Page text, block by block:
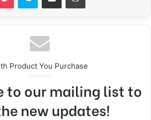
Product You Purchase
to our mailing list to
new updates!